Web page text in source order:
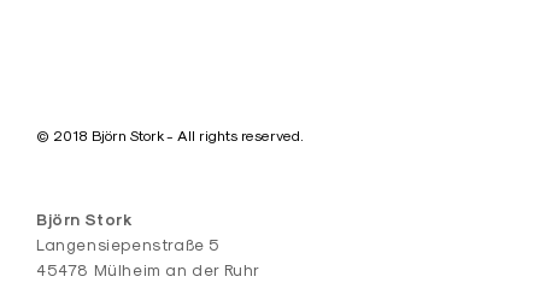
© 2018 Björn Stork - All rights reserved.
Björn Stork
Langensiepenstraße 5
45478 Mülheim an der Ruhr